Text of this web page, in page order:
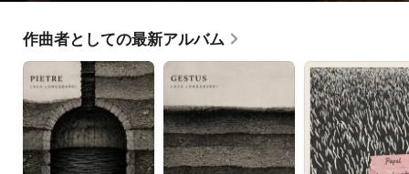
作曲者としての最新アルバム